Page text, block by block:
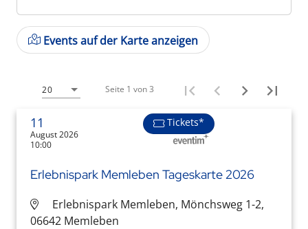
Events auf der Karte anzeigen
20 Seite 1 von 3
11
August 2026
10:00
Tickets*
Erlebnispark Memleben Tageskarte 2026
Erlebnispark Memleben, Mönchsweg 1-2,
06642 Memleben